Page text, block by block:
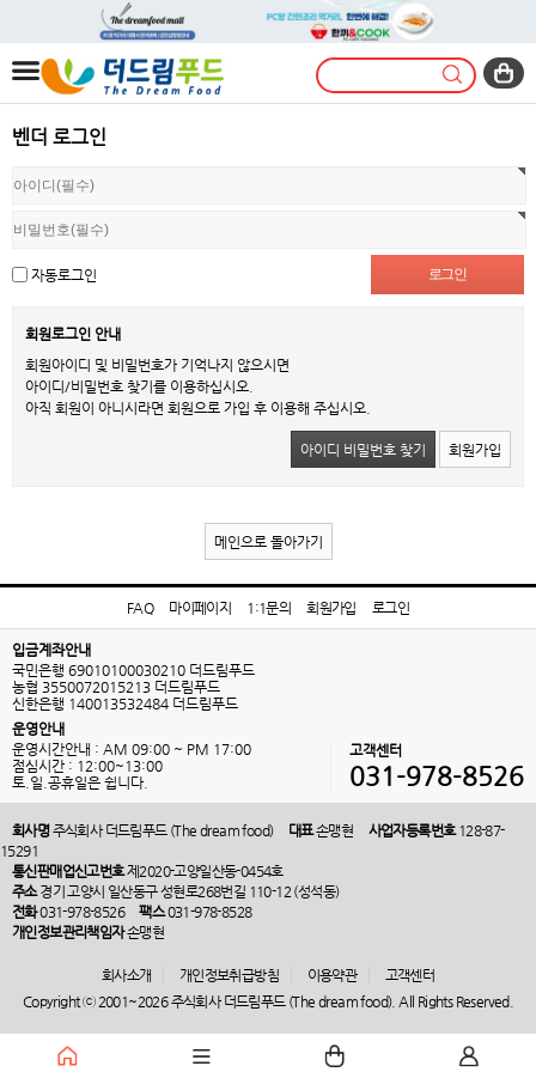
벤더 로그인
자동로그인
회원로그인 안내
회원아이디 및 비밀번호가 기억나지 않으시면
아이디/비밀번호 찾기를 이용하십시오.
아직 회원이 아니시라면 회원으로 가입 후 이용해 주십시오.
아이디 비밀번호 찾기 회원가입
메인으로 돌아가기
FAQ 마이페이지 1:1문의 회원가입 로그인
입금계좌안내
국민은행 69010100030210 더드림푸드
농협 3550072015213 더드림푸드
신한은행 140013532484 더드림푸드
운영안내
운영시간안내 : AM 09:00 ~ PM 17:00
점심시간 : 12:00~13:00
토.일.공휴일은 쉽니다.
고객센터
031-978-8526
회사명주식회사 더드림푸드 (The dream food) 대표손맹현 사업자등록번호128-87-
15291
통신판매업신고번호제2020-고양일산동-0454호
주소경기 고양시 일산동구 성현로268번길 110-12 (성석동)
전화031-978-8526 팩스031-978-8528
개인정보관리책임자손맹현
회사소개 개인정보취급방침 이용약관
고객센터
Copyright ⓒ 2001~2026 주식회사 더드림푸드 (The dream food). All Rights Reserved.